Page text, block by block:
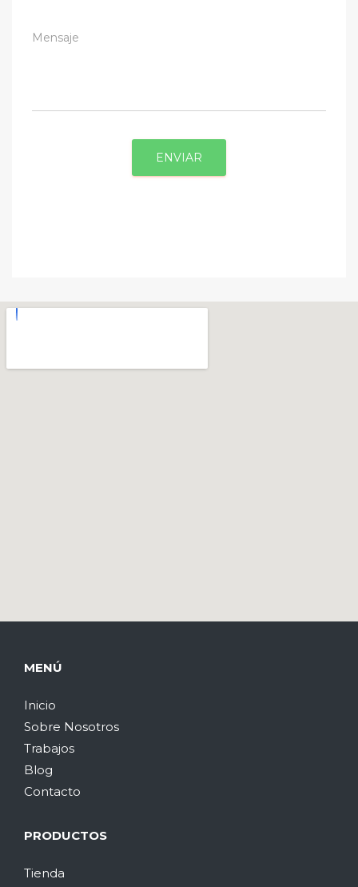
ENVIAR
MENÚ
Inicio
Sobre Nosotros
Trabajos
Blog
Contacto
PRODUCTOS
Tienda